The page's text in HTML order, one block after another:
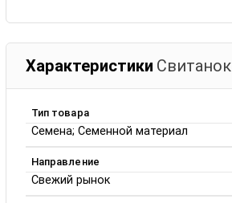
Характеристики Свитанок
Тип товара
Семена; Семенной материал
Направление
Свежий рынок